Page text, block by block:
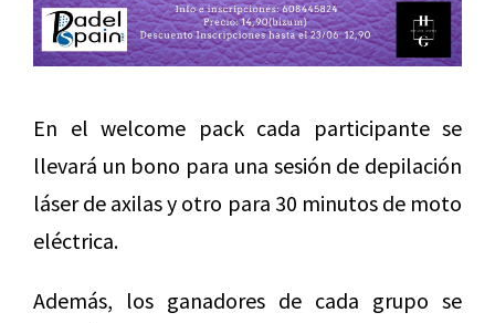
En el welcome pack cada participante se
llevará un bono para una sesión de depilación
láser de axilas y otro para 30 minutos de moto
eléctrica.
Además, los ganadores de cada grupo se